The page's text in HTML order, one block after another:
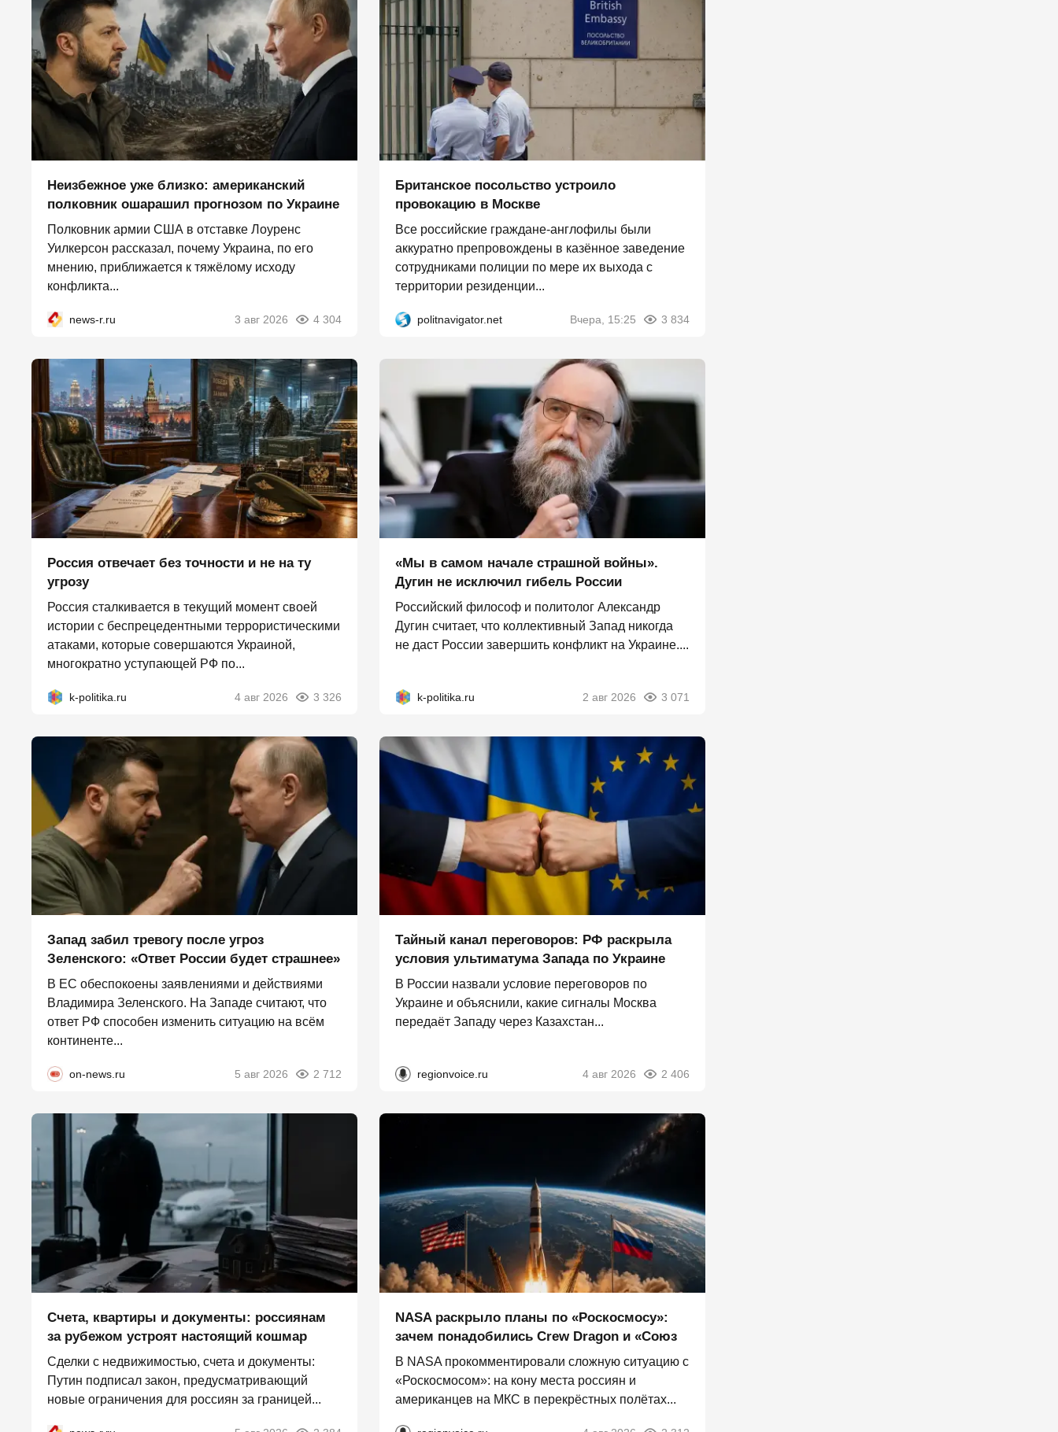
Неизбежное уже близко: американский
полковник ошарашил прогнозом по Украине
Полковник армии США в отставке Лоуренс
Уилкерсон рассказал, почему Украина, по его
мнению, приближается к тяжёлому исходу
конфликта...
news-r.ru 3 авг 2026 4 304
Британское посольство устроило
провокацию в Москве
Все российские граждане-англофилы были
аккуратно препровождены в казённое заведение
сотрудниками полиции по мере их выхода с
территории резиденции...
politnavigator.net Вчера, 15:25 3 834
Россия отвечает без точности и не на ту
угрозу
Россия сталкивается в текущий момент своей
истории с беспрецедентными террористическими
атаками, которые совершаются Украиной,
многократно уступающей РФ по...
k-politika.ru 4 авг 2026 3 326
«Мы в самом начале страшной войны».
Дугин не исключил гибель России
Российский философ и политолог Александр
Дугин считает, что коллективный Запад никогда
не даст России завершить конфликт на Украине....
k-politika.ru 2 авг 2026 3 071
Запад забил тревогу после угроз
Зеленского: «Ответ России будет страшнее»
В ЕС обеспокоены заявлениями и действиями
Владимира Зеленского. На Западе считают, что
ответ РФ способен изменить ситуацию на всём
континенте...
on-news.ru 5 авг 2026 2 712
Тайный канал переговоров: РФ раскрыла
условия ультиматума Запада по Украине
В России назвали условие переговоров по
Украине и объяснили, какие сигналы Москва
передаёт Западу через Казахстан...
regionvoice.ru 4 авг 2026 2 406
Счета, квартиры и документы: россиянам
за рубежом устроят настоящий кошмар
Сделки с недвижимостью, счета и документы:
Путин подписал закон, предусматривающий
новые ограничения для россиян за границей...
NASA раскрыло планы по «Роскосмосу»:
зачем понадобились Crew Dragon и «Союз
В NASA прокомментировали сложную ситуацию с
«Роскосмосом»: на кону места россиян и
американцев на МКС в перекрёстных полётах...